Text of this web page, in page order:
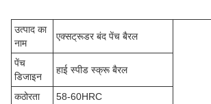
उत्पाद का
नाम
एक्सट्रूडर बंद पेंच बैरल
पेंच
डिजाइन
हाई स्पीड स्क्रू बैरल
कठोरता
58-60HRC